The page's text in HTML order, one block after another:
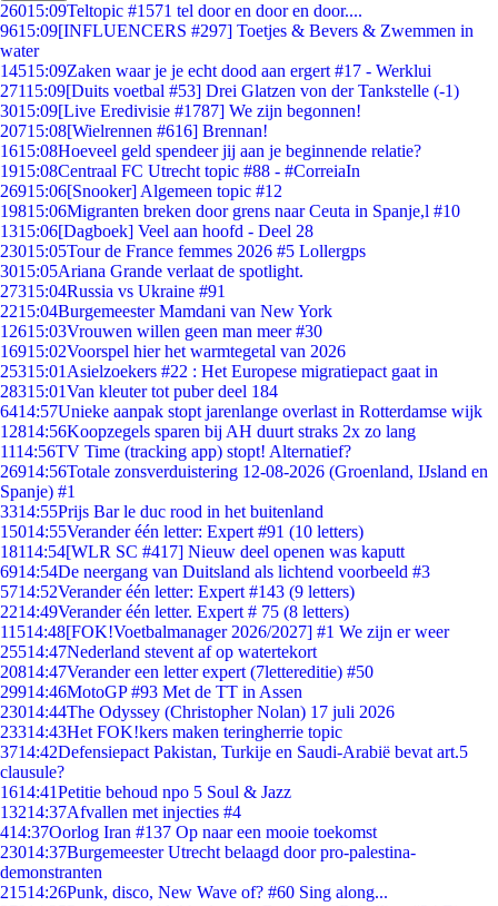
26015:09Teltopic #1571 tel door en door en door....
9615:09[INFLUENCERS #297] Toetjes & Bevers & Zwemmen in
water
14515:09Zaken waar je je echt dood aan ergert #17 - Werklui
27115:09[Duits voetbal #53] Drei Glatzen von der Tankstelle (-1)
3015:09[Live Eredivisie #1787] We zijn begonnen!
20715:08[Wielrennen #616] Brennan!
1615:08Hoeveel geld spendeer jij aan je beginnende relatie?
1915:08Centraal FC Utrecht topic #88 - #CorreiaIn
26915:06[Snooker] Algemeen topic #12
19815:06Migranten breken door grens naar Ceuta in Spanje,l #10
1315:06[Dagboek] Veel aan hoofd - Deel 28
23015:05Tour de France femmes 2026 #5 Lollergps
3015:05Ariana Grande verlaat de spotlight.
27315:04Russia vs Ukraine #91
2215:04Burgemeester Mamdani van New York
12615:03Vrouwen willen geen man meer #30
16915:02Voorspel hier het warmtegetal van 2026
25315:01 Asielzoekers #22 : Het Europese migratiepact gaat in
28315:01Van kleuter tot puber deel 184
6414:57Unieke aanpak stopt jarenlange overlast in Rotterdamse wijk
12814:56Koopzegels sparen bij AH duurt straks 2x zo lang
1114:56TV Time (tracking app) stopt! Alternatief?
26914:56Totale zonsverduistering 12-08-2026 (Groenland, IJsland en
Spanje) #1
3314:55Prijs Bar le duc rood in het buitenland
15014:55Verander één letter: Expert #91 (10 letters)
18114:54[WLR SC #417] Nieuw deel openen was kaputt
6914:54De neergang van Duitsland als lichtend voorbeeld #3
5714:52Verander één letter: Expert #143 (9 letters)
2214:49Verander één letter. Expert # 75 (8 letters)
11514:48[FOK!Voetbalmanager 2026/2027] #1 We zijn er weer
25514:47Nederland stevent af op watertekort
20814:47Verander een letter expert (7lettereditie) #50
29914:46MotoGP #93 Met de TT in Assen
23014:44The Odyssey (Christopher Nolan) 17 juli 2026
23314:43Het FOK!kers maken teringherrie topic
3714:42Defensiepact Pakistan, Turkije en Saudi-Arabië bevat art.5
clausule?
1614:41Petitie behoud npo 5 Soul & Jazz
13214:37Afvallen met injecties #4
414:37Oorlog Iran #137 Op naar een mooie toekomst
23014:37Burgemeester Utrecht belaagd door pro-palestina-
demonstranten
21514:26Punk, disco, New Wave of? #60 Sing along...